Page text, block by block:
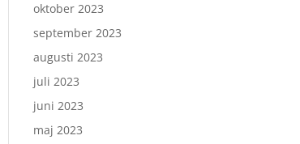
oktober 2023
september 2023
augusti 2023
juli 2023
juni 2023
maj 2023